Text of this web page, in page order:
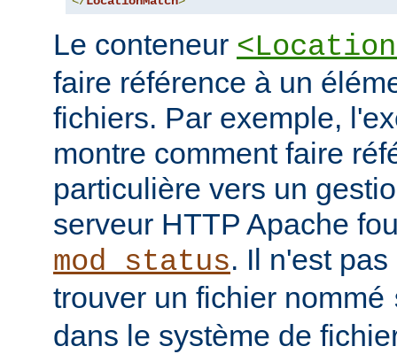
Le conteneur
faire référence à un
fichiers. Par exemple,
montre comment faire
particulière vers un
serveur HTTP Apache
mod_status. Il n'est
trouver un fichier nommé
dans le système de